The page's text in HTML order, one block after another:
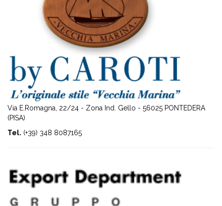
Via E.Romagna, 22/24 - Zona Ind. Gello - 56025 PONTEDERA
(PISA)
Tel. (+39) 348 8087165